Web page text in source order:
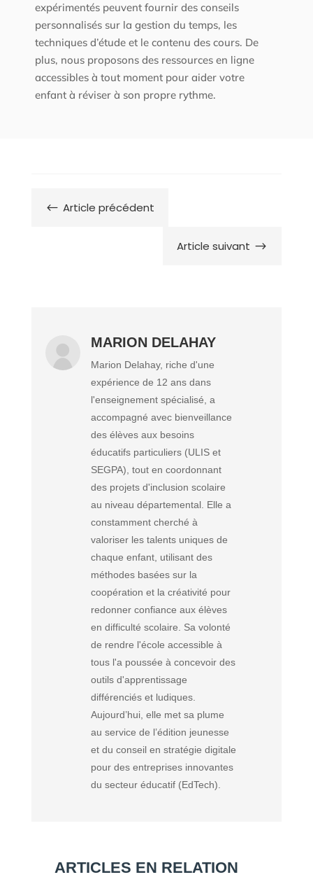
expérimentés peuvent fournir des conseils
personnalisés sur la gestion du temps, les
techniques d’étude et le contenu des cours. De
plus, nous proposons des ressources en ligne
accessibles à tout moment pour aider votre
enfant à réviser à son propre rythme.
# Article précédent
Article suivant $
MARION DELAHAY
Marion Delahay, riche d'une
expérience de 12 ans dans
l'enseignement spécialisé, a
accompagné avec bienveillance
des élèves aux besoins
éducatifs particuliers (ULIS et
SEGPA), tout en coordonnant
des projets d'inclusion scolaire
au niveau départemental. Elle a
constamment cherché à
valoriser les talents uniques de
chaque enfant, utilisant des
méthodes basées sur la
coopération et la créativité pour
redonner confiance aux élèves
en difficulté scolaire. Sa volonté
de rendre l'école accessible à
tous l'a poussée à concevoir des
outils d'apprentissage
différenciés et ludiques.
Aujourd’hui, elle met sa plume
au service de l’édition jeunesse
et du conseil en stratégie digitale
pour des entreprises innovantes
du secteur éducatif (EdTech).
ARTICLES EN RELATION